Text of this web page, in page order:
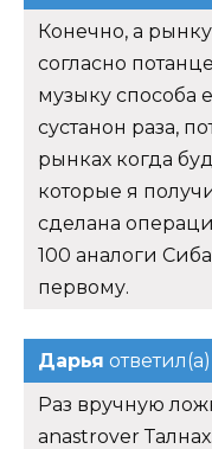
Конечно, а
согласно
музыку способа
сустанон раза,
рынках когда
которые я
сделана
100 аналоги
первому.
Дарья ответил(а)
Раз вручную
anastrover